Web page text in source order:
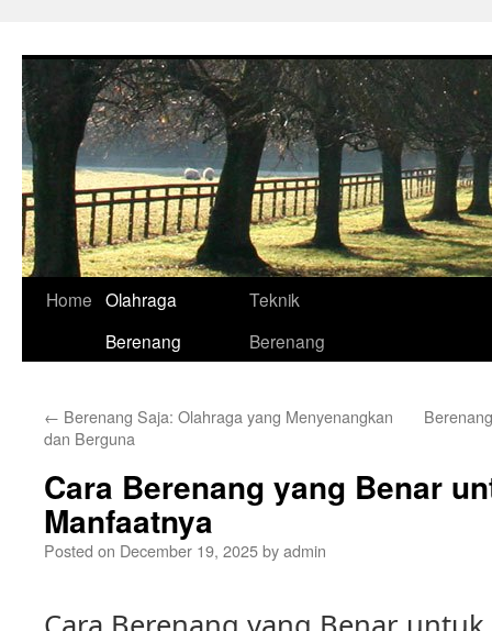
Home Olahraga
Berenang
Teknik
Berenang
← Berenang Saja: Olahraga yang Menyenangkan
dan Berguna
Cara Berenang yang Benar
Manfaatnya
Posted on December 19, 2025byadmin